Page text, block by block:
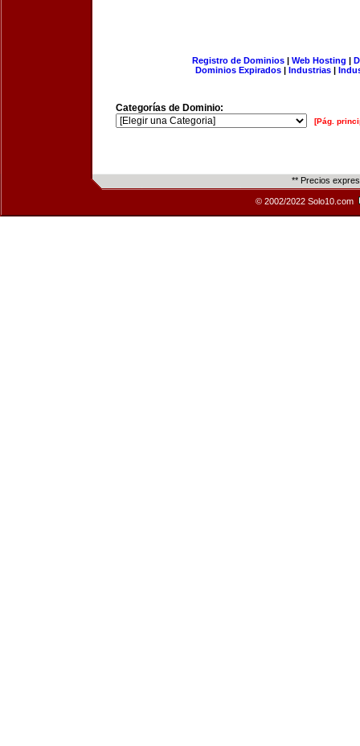
Registro de Dominios| Web Hosting |
Dominios Expirados | Industrias |
Categorías de Dominio:
[Pág.
** Precios
© 2002/2022 Solo10.com